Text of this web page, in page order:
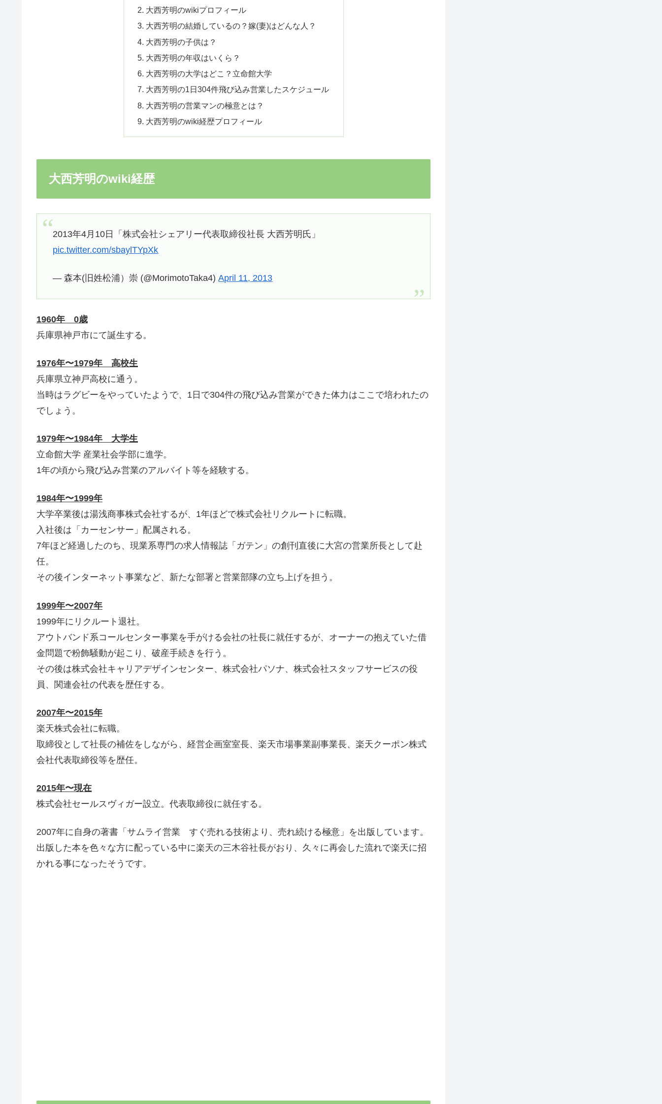
大西芳明のwikiプロフィール
大西芳明の結婚しているの？嫁(妻)はどんな人？
大西芳明の子供は？
大西芳明の年収はいくら？
大西芳明の大学はどこ？立命館大学
大西芳明の1日304件飛び込み営業したスケジュール
大西芳明の営業マンの極意とは？
大西芳明のwiki経歴プロフィール
大西芳明のwiki経歴
2013年4月10日「株式会社シェアリー代表取締役社長 大西芳明氏」
pic.twitter.com/sbaylTYpXk
— 森本(旧姓松浦）崇 (@MorimotoTaka4)April 11, 2013
1960年 0歳
兵庫県神戸市にて誕生する。
1976年〜1979年 高校生
兵庫県立神戸高校に通う。
当時はラグビーをやっていたようで、1日で304件の飛び込み営業ができた体力はここで培われたの
でしょう。
1979年〜1984年 大学生
立命館大学 産業社会学部に進学。
1年の頃から飛び込み営業のアルバイト等を経験する。
1984年〜1999年
大学卒業後は湯浅商事株式会社するが、1年ほどで株式会社リクルートに転職。
入社後は「カーセンサー」配属される。
7年ほど経過したのち、現業系専門の求人情報誌「ガテン」の創刊直後に大宮の営業所長として赴
任。
その後インターネット事業など、新たな部署と営業部隊の立ち上げを担う。
1999年〜2007年
1999年にリクルート退社。
アウトバンド系コールセンター事業を手がける会社の社長に就任するが、オーナーの抱えていた借
金問題で粉飾騒動が起こり、破産手続きを行う。
その後は株式会社キャリアデザインセンター、株式会社パソナ、株式会社スタッフサービスの役
員、関連会社の代表を歴任する。
2007年〜2015年
楽天株式会社に転職。
取締役として社長の補佐をしながら、経営企画室室長、楽天市場事業副事業長、楽天クーポン株式
会社代表取締役等を歴任。
2015年〜現在
株式会社セールスヴィガー設立。代表取締役に就任する。
2007年に自身の著書「サムライ営業 すぐ売れる技術より、売れ続ける極意」を出版しています。
出版した本を色々な方に配っている中に楽天の三木谷社長がおり、久々に再会した流れで楽天に招
かれる事になったそうです。